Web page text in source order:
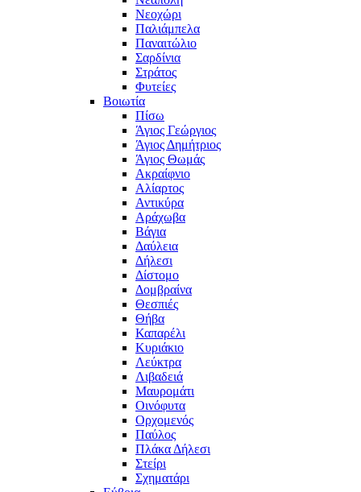
Νεοχώρι
Παλιάμπελα
Παναιτώλιο
Σαρδίνια
Στράτος
Φυτείες
Βοιωτία
Πίσω
Άγιος Γεώργιος
Άγιος Δημήτριος
Άγιος Θωμάς
Ακραίφνιο
Αλίαρτος
Αντικύρα
Αράχωβα
Βάγια
Δαύλεια
Δήλεσι
Δίστομο
Δομβραίνα
Θεσπιές
Θήβα
Καπαρέλι
Κυριάκιο
Λεύκτρα
Λιβαδειά
Μαυρομάτι
Οινόφυτα
Ορχομενός
Παύλος
Πλάκα Δήλεσι
Στείρι
Σχηματάρι